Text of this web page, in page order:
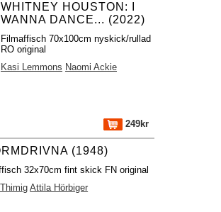
WHITNEY HOUSTON: I
WANNA DANCE... (2022)
Filmaffisch 70x100cm nyskick/rullad
RO original
Kasi Lemmons Naomi Ackie
249kr
(1948)
32x70cm fint skick FN original
Attila Hörbiger